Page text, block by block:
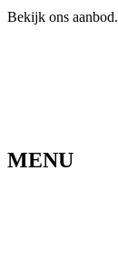
Bekijk ons aanbod.
MENU